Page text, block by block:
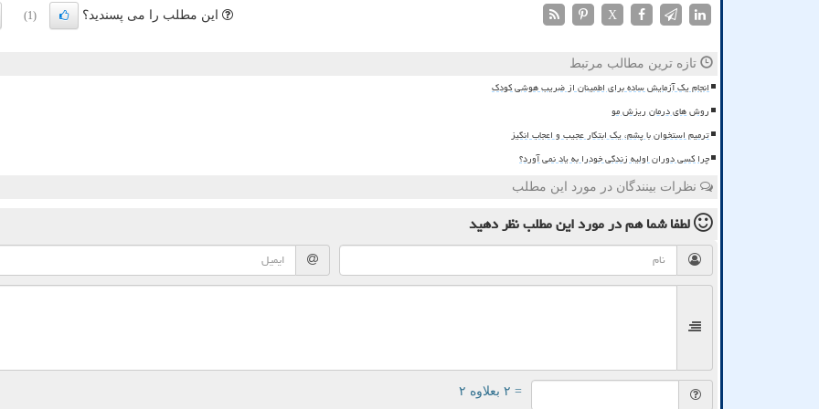
X این مطلب را می پسندید؟ (1)
تازه ترین مطالب مرتبط
انجام یک آزمایش ساده برای اطمینان از ضریب هوشی کودک
روش های درمان ریزش مو
ترمیم استخوان با پشم، یک ابتکار عجیب و اعجاب انگیز
چرا کسی دوران اولیه زندگی خودرا به یاد نمی آورد؟
نظرات بینندگان در مورد این مطلب
لطفا شما همدر مورد این مطلبنظر دهید
= ۲ بعلاوه ۲